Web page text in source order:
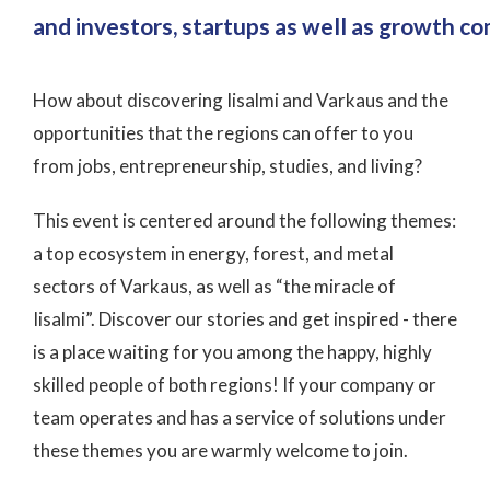
and investors, startups as well as growth
How about discovering Iisalmi and Varkaus and the
opportunities that the regions can offer to you
from jobs, entrepreneurship, studies, and living?
This event is centered around the following themes:
a top ecosystem in energy, forest, and metal
sectors of Varkaus, as well as “the miracle of
Iisalmi”. Discover our stories and get inspired - there
is a place waiting for you among the happy, highly
skilled people of both regions! If your company or
team operates and has a service of solutions under
these themes you are warmly welcome to join.